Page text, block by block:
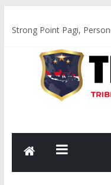
Strong Point Pagi,
Respons Cepat Polsek
PLN Evakuasi Pohon
Aksi Cepat Polres Aceh
Jalur Nasional
Bhabinkamtibmas
Melalui Binrohtal Virtual,
Keimanan dan Integritas